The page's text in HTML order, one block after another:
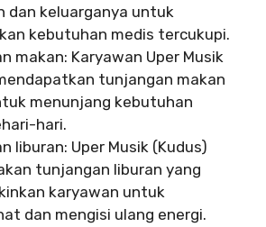
dan keluarganya untuk
kebutuhan medis tercukupi.
makan: Karyawan Uper Musik
tunjangan makan
menunjang kebutuhan
hari.
liburan: Uper Musik (Kudus)
tunjangan liburan yang
karyawan untuk
dan mengisi ulang energi.